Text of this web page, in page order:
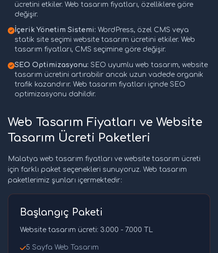
ücretini etkiler. Web tasarım fiyatları, özelliklere göre
değişir.
İçerik Yönetim Sistemi: WordPress, özel CMS veya
statik site seçimi website tasarım ücretini etkiler. Web
tasarım fiyatları, CMS seçimine göre değişir.
SEO Optimizasyonu: SEO uyumlu web tasarım, website
tasarım ücretini artırabilir ancak uzun vadede organik
trafik kazandırır. Web tasarım fiyatları içinde SEO
optimizasyonu dahildir.
Web Tasarım Fiyatları ve Website
Tasarım Ücreti Paketleri
Malatya web tasarım fiyatları ve website tasarım ücreti
için farklı paket seçenekleri sunuyoruz. Web tasarım
paketlerimiz şunları içermektedir:
Başlangıç Paketi
Website tasarım ücreti: 3.000 - 7.000 TL
5 Sayfa Web Tasarım